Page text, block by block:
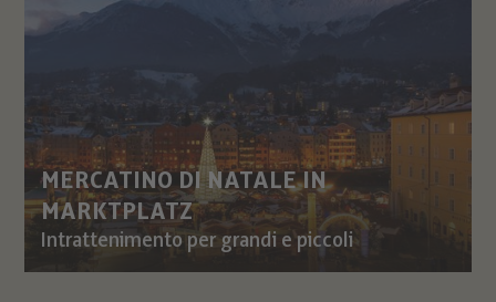
MERCATINO DI NATALE IN
MARKTPLATZ
Intrattenimento per grandi e piccoli